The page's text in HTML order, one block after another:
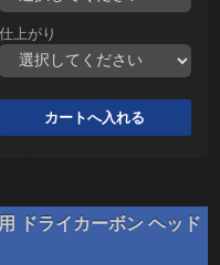
仕上がり
ドライカーボン ヘッド